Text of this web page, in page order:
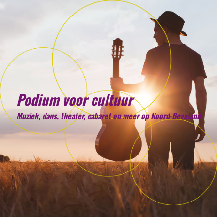
Podium voor cultuur
Muziek, dans, theater, cabaret en meer op Noord-Beveland